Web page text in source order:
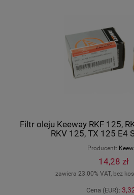
Filtr oleju Keeway RKF 125,
RKV 125, TX 125 E4
Producent:
14,28 zł
zawiera 23.00% VAT, bez
Cena (EUR):